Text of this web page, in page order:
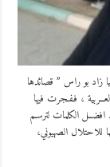
بو راس ” قصائدها
، فـفـجرت فيها
الكلمات لترسـم
للاحتلال الصهيوني،